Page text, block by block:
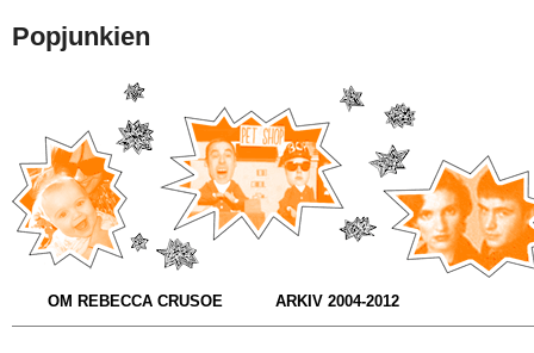
Popjunkien
OM REBECCA CRUSOE ARKIV 2004-2012